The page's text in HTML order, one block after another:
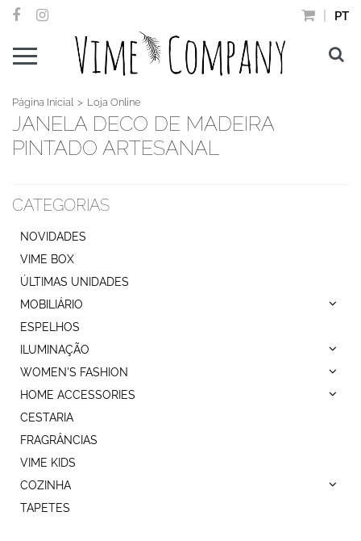
PT
Página Inicial Loja Online
JANELA DECO DE MADEIRA
PINTADO ARTESANAL
CATEGORIAS
NOVIDADES
VIME BOX
ÚLTIMAS UNIDADES
MOBILIÁRIO
ESPELHOS
ILUMINAÇÃO
WOMEN'S FASHION
HOME ACCESSORIES
CESTARIA
FRAGRÂNCIAS
VIME KIDS
COZINHA
TAPETES